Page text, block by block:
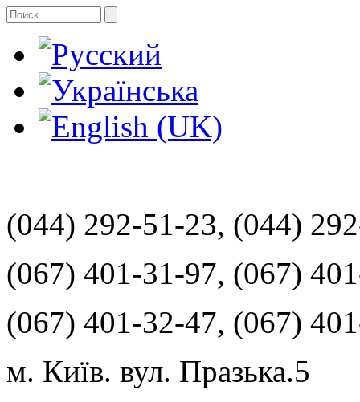
(044) 292-51-23, (044)
(067) 401-31-97, (067)
(067) 401-32-47, (067)
м. Київ. вул. Празька.5